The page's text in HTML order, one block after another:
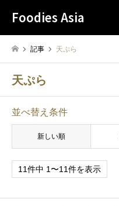
Foodies Asia
記事 天ぷら
天ぷら
並べ替え条件
新しい順
11件中 1〜11件を表示